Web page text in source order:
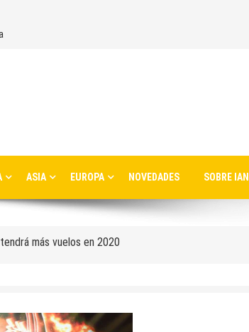
ASIA EUROPA NOVEDADES SOBRE
se trasladó al nuevo aeropuerto de Estambul
sus vuelos internacionales a la nueva terminal
más vuelos en 2020
su nuevo aeropuerto
skateparks en Moscú